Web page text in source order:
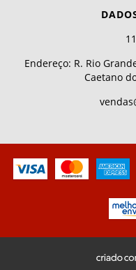
Endereço: R. Rio
Caetano